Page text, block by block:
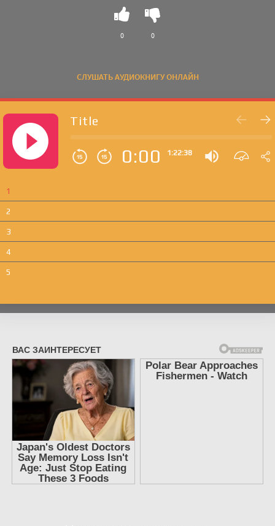
СЛУШАТЬ АУДИОКНИГУ ОНЛАЙН
0 0
Title
0:00 1:22:38
1
2
3
4
5